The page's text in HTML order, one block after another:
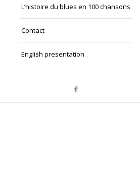
L’histoire du blues en 100 chansons
Contact
English presentation